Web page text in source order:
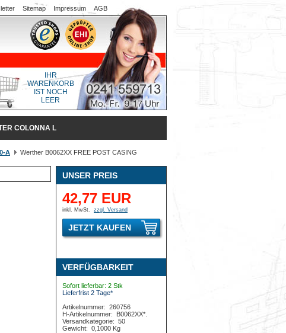
Sitemap Impressum AGB
IHR
WARENKORB
IST NOCH
LEER
COLONNA L
A
Werther B0062XX FREE POST CASING
UNSER PREIS
42,77 EUR
inkl. MwSt. zzgl. Versand
JETZT KAUFEN
VERFÜGBARKEIT
Sofort lieferbar: 2 Stk
Lieferfrist 2 Tage*
Artikelnummer: 260756
H-Artikelnummer:
B0062XX*.
Versandkategorie: 50
Gewicht: 0,1000 Kg